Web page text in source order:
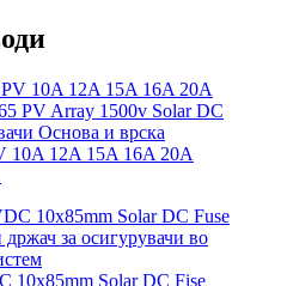
10A 12A 15A 16A 20A
10x85mm Solar DC Fise